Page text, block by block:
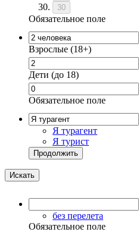
30
Обязательное поле
Взрослые (18+)
Дети (до 18)
Обязательное поле
Я турагент
Я турист
Продолжить
Искать
без перелета
Обязательное поле